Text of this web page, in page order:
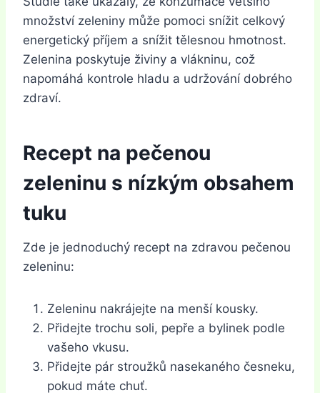
množství zeleniny může pomoci snížit celkový
energetický příjem a snížit tělesnou hmotnost.
Zelenina poskytuje živiny a vlákninu, což
napomáhá kontrole hladu a udržování dobrého
zdraví.
Recept na pečenou
zeleninu s nízkým obsahem
tuku
Zde je jednoduchý recept na zdravou pečenou
zeleninu:
Zeleninu nakrájejte na menší kousky.
Přidejte trochu soli, pepře a bylinek podle
vašeho vkusu.
Přidejte pár stroužků nasekaného česneku,
pokud máte chuť.